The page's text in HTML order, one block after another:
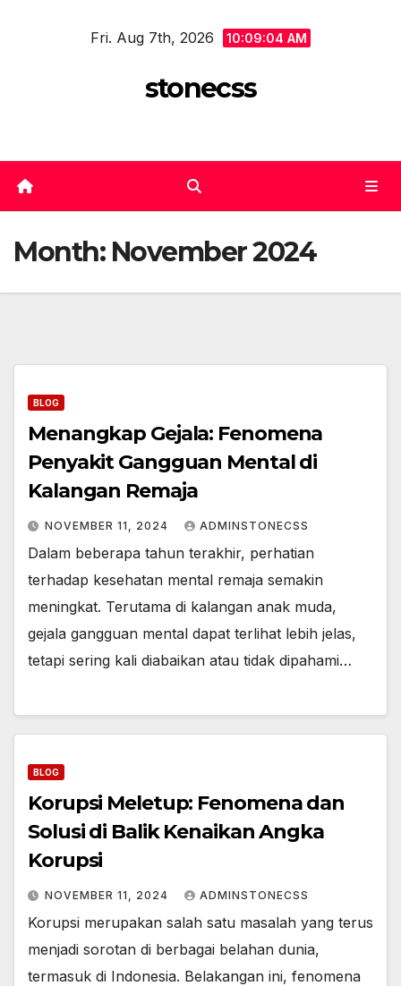
Fri. Aug 7th, 2026 10:09:04 AM
stonecss
Month: November 2024
BLOG
Menangkap Gejala: Fenomena
Penyakit Gangguan Mental di
Kalangan Remaja
NOVEMBER 11, 2024 ADMINSTONECSS
Dalam beberapa tahun terakhir, perhatian
terhadap kesehatan mental remaja semakin
meningkat. Terutama di kalangan anak muda,
gejala gangguan mental dapat terlihat lebih jelas,
tetapi sering kali diabaikan atau tidak dipahami…
BLOG
Korupsi Meletup: Fenomena dan
Solusi di Balik Kenaikan Angka
Korupsi
NOVEMBER 11, 2024 ADMINSTONECSS
Korupsi merupakan salah satu masalah yang terus
menjadi sorotan di berbagai belahan dunia,
termasuk di Indonesia. Belakangan ini, fenomena